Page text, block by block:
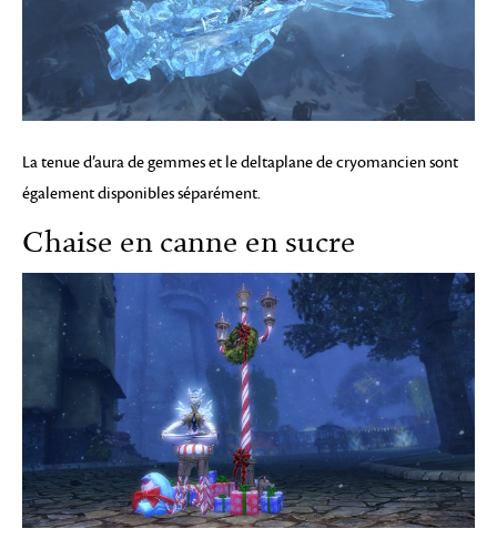
La tenue d’aura de gemmes et le deltaplane de cryomancien sont
également disponibles séparément.
Chaise en canne en sucre